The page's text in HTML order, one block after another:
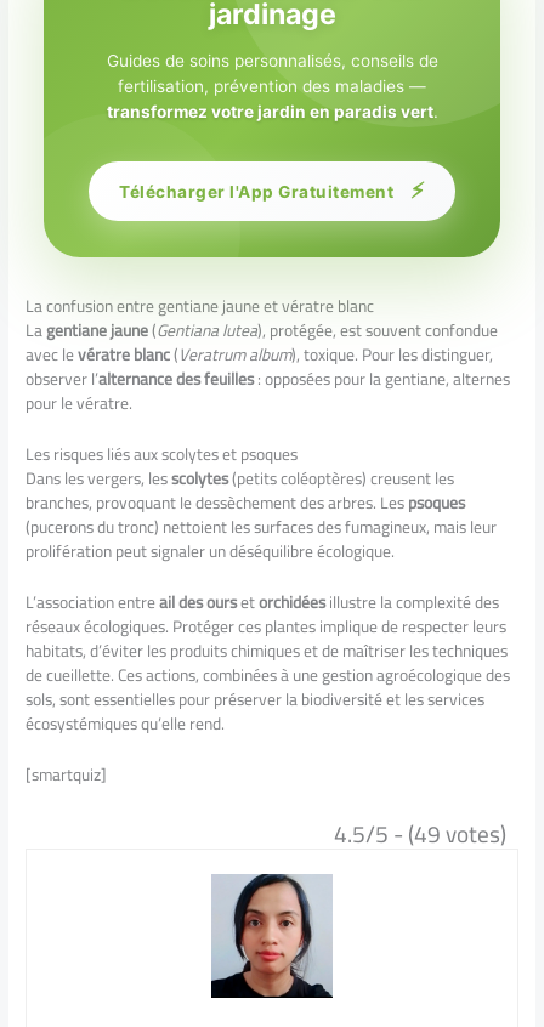
jardinage
Guides de soins personnalisés, conseils de
fertilisation, prévention des maladies —
transformez votre jardin en paradis vert.
Télécharger l'App Gratuitement ⚡
La confusion entre gentiane jaune et vératre blanc
Lagentiane jaune(Gentiana lutea), protégée, est souvent confondue
avec levératre blanc(Veratrum album), toxique. Pour les distinguer,
observer l’alternance des feuilles: opposées pour la gentiane, alternes
pour le vératre.
Les risques liés aux scolytes et psoques
Dans les vergers, lesscolytes(petits coléoptères) creusent les
branches, provoquant le dessèchement des arbres. Lespsoques
(pucerons du tronc) nettoient les surfaces des fumagineux, mais leur
prolifération peut signaler un déséquilibre écologique.
L’association entreail des oursetorchidéesillustre la complexité des
réseaux écologiques. Protéger ces plantes implique de respecter leurs
habitats, d’éviter les produits chimiques et de maîtriser les techniques
de cueillette. Ces actions, combinées à une gestion agroécologique des
sols, sont essentielles pour préserver la biodiversité et les services
écosystémiques qu’elle rend.
[smartquiz]
4.5/5 - (49 votes)